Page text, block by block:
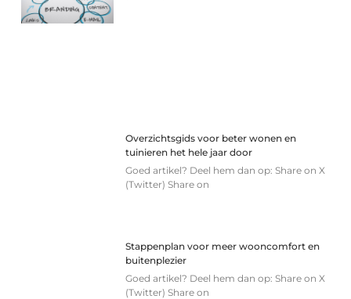
Overzichtsgids voor beter wonen en
tuinieren het hele jaar door
Goed artikel? Deel hem dan op: Share on X
(Twitter) Share on
Stappenplan voor meer wooncomfort en
buitenplezier
Goed artikel? Deel hem dan op: Share on X
(Twitter) Share on